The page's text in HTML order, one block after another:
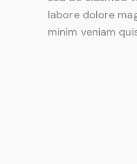
labore dolore
minim veniam